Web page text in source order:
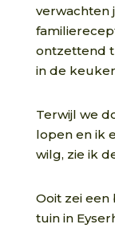
verwachten
ontzettend
in de
Terwijl we
lopen en ik
wilg, zie ik
Ooit zei
tuin in